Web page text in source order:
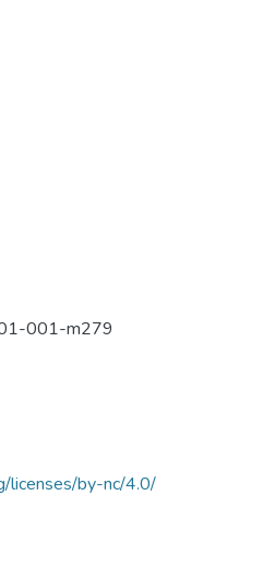
001-m279
licenses/by-nc/4.0/